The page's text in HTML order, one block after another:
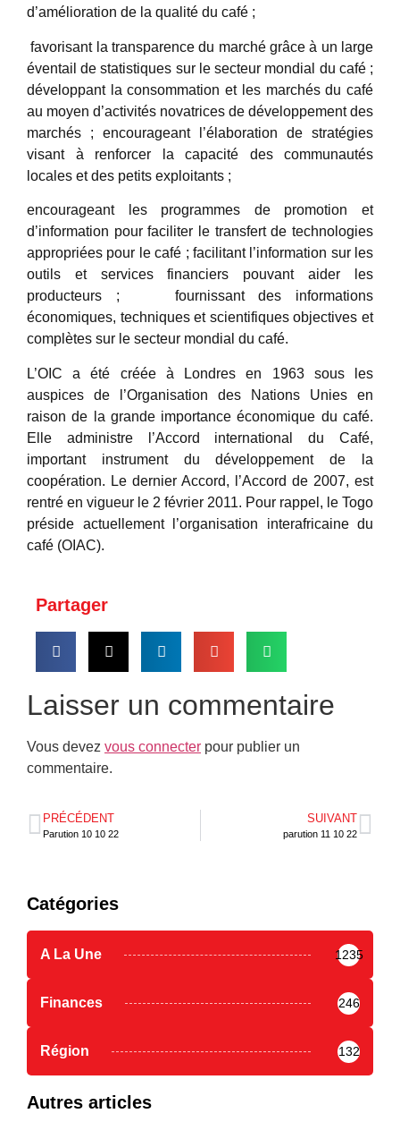
d’amélioration de la qualité du café ;
favorisant la transparence du marché grâce à un large
éventail de statistiques sur le secteur mondial du café ;
développant la consommation et les marchés du café
au moyen d’activités novatrices de développement des
marchés ; encourageant l’élaboration de stratégies
visant à renforcer la capacité des communautés
locales et des petits exploitants ;
encourageant les programmes de promotion et
d’information pour faciliter le transfert de technologies
appropriées pour le café ; facilitant l’information sur les
outils et services financiers pouvant aider les
producteurs ; fournissant des informations
économiques, techniques et scientifiques objectives et
complètes sur le secteur mondial du café.
L’OIC a été créée à Londres en 1963 sous les
auspices de l’Organisation des Nations Unies en
raison de la grande importance économique du café.
Elle administre l’Accord international du Café,
important instrument du développement de la
coopération. Le dernier Accord, l’Accord de 2007, est
rentré en vigueur le 2 février 2011. Pour rappel, le Togo
préside actuellement l’organisation interafricaine du
café (OIAC).
Partager
Laisser un commentaire
Vous devez vous connecter pour publier un
commentaire.
PRÉCÉDENT
Parution 10 10 22
SUIVANT
parution 11 10 22
Catégories
A La Une 1235
Finances 246
Région 132
Autres articles